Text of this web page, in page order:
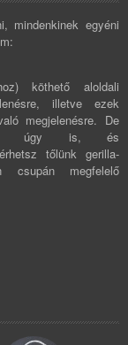
mindenkinek egyéni
köthető aloldali
illetve ezek
megjelenésre. De
úgy is, és
tőlünk gerilla-
csupán megfelelő